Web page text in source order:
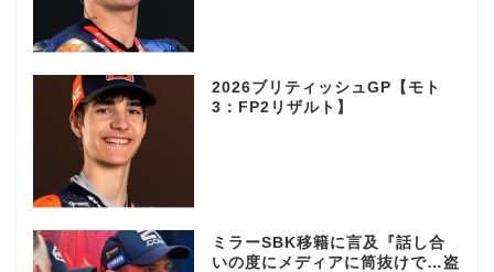
2026ブリティッシュGP【モト
3：FP2リザルト】
ミラーSBK移籍に言及『話し合
いの度にメディアに筒抜けで…盗